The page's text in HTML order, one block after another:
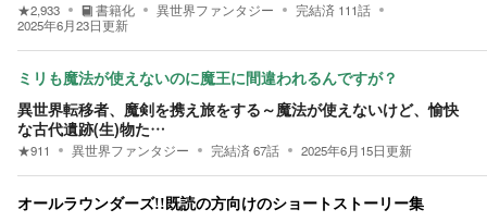
★2,933 書籍化 異世界ファンタジー 完結済 111話
2025年6月23日更新
ミリも魔法が使えないのに魔王に間違われるんですが？
異世界転移者、魔剣を携え旅をする～魔法が使えないけど、愉快
な古代遺跡(生)物た…
★911 異世界ファンタジー 完結済67話 2025年6月15日更新
オールラウンダーズ!!既読の方向けのショートストーリー集